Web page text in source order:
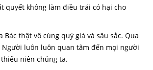
quyết không làm điều trái có hại cho
Bác thật vô cùng quý giá và sâu sắc. Qua
Người luôn luôn quan tâm đến mọi người
niên chúng ta.